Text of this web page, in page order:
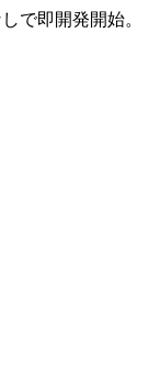
で即開発開始。